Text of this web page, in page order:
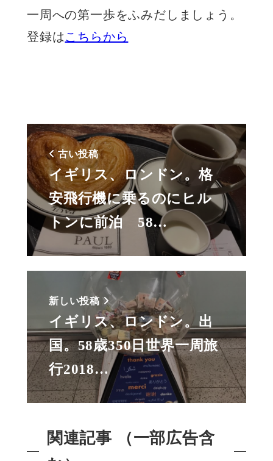
一周への第一歩をふみだしましょう。
登録はこちらから
古い投稿
イギリス、ロンドン。格
安飛行機に乗るのにヒル
トンに前泊 58…
新しい投稿
イギリス、ロンドン。出
国。58歳350日世界一周旅
行2018…
関連記事 （一部広告含